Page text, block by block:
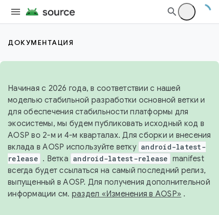
ДОКУМЕНТАЦИЯ
Начиная с 2026 года, в соответствии с нашей
моделью стабильной разработки основной ветки и
для обеспечения стабильности платформы для
экосистемы, мы будем публиковать исходный код в
AOSP во 2-м и 4-м кварталах. Для сборки и внесения
вклада в AOSP используйте ветку android-latest-
release . Ветка android-latest-release manifest
всегда будет ссылаться на самый последний релиз,
выпущенный в AOSP. Для получения дополнительной
информации см. раздел «Изменения в AOSP» .